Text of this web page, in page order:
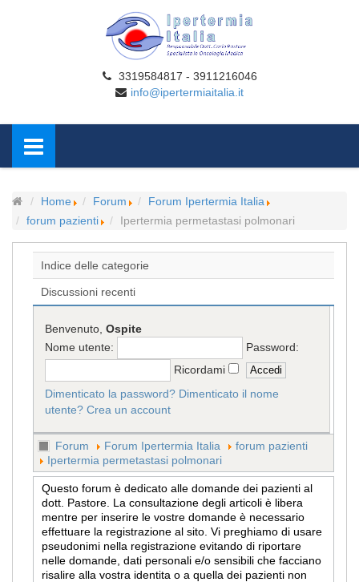
3319584817 - 3911216046
info@ipertermiaitalia.it
Home Forum
Forum Ipertermia Italia
forum pazienti
Ipertermia permetastasi polmonari
Indice delle categorie
Discussioni recenti
Benvenuto,Ospite
Nome utente:
Password:
Ricordami
Dimenticato la password? Dimenticato il nome
utente? Crea un account
Forum Forum Ipertermia Italia
forum pazienti
Ipertermia permetastasi polmonari
Questo forum è dedicato alle domande dei pazienti al
dott. Pastore. La consultazione degli articoli è libera
mentre per inserire le vostre domande è necessario
effettuare la registrazione al sito. Vi preghiamo di usare
pseudonimi nella registrazione evitando di riportare
nelle domande, dati personali e/o sensibili che facciano
risalire alla vostra identita o a quella dei pazienti non